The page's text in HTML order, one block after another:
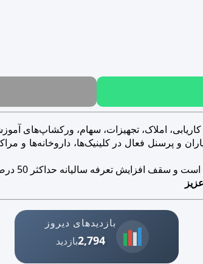
املاک، تجهیزات، سهام، ورکشاپ‌های
و پرسنل فعال در کلینیک‌ها، داروخانه‌ها و
تعرفه سالیانه حداکثر 50 درصد خواهد بود.
بازدیدهای دیروز
2,794بازدید